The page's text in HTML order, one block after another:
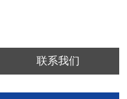
联系我们